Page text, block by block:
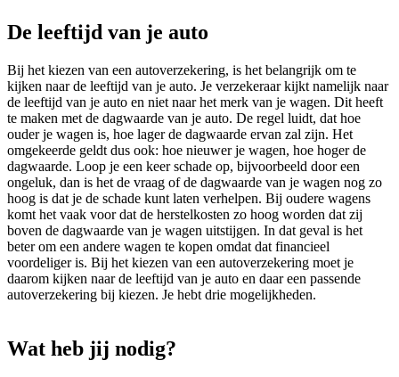
De leeftijd van je auto
Bij het kiezen van een autoverzekering, is het belangrijk om te
kijken naar de leeftijd van je auto. Je verzekeraar kijkt namelijk naar
de leeftijd van je auto en niet naar het merk van je wagen. Dit heeft
te maken met de dagwaarde van je auto. De regel luidt, dat hoe
ouder je wagen is, hoe lager de dagwaarde ervan zal zijn. Het
omgekeerde geldt dus ook: hoe nieuwer je wagen, hoe hoger de
dagwaarde. Loop je een keer schade op, bijvoorbeeld door een
ongeluk, dan is het de vraag of de dagwaarde van je wagen nog zo
hoog is dat je de schade kunt laten verhelpen. Bij oudere wagens
komt het vaak voor dat de herstelkosten zo hoog worden dat zij
boven de dagwaarde van je wagen uitstijgen. In dat geval is het
beter om een andere wagen te kopen omdat dat financieel
voordeliger is. Bij het kiezen van een autoverzekering moet je
daarom kijken naar de leeftijd van je auto en daar een passende
autoverzekering bij kiezen. Je hebt drie mogelijkheden.
Wat heb jij nodig?